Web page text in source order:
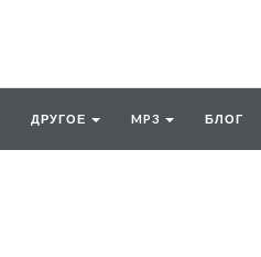
ДРУГОЕ MP3 БЛОГ